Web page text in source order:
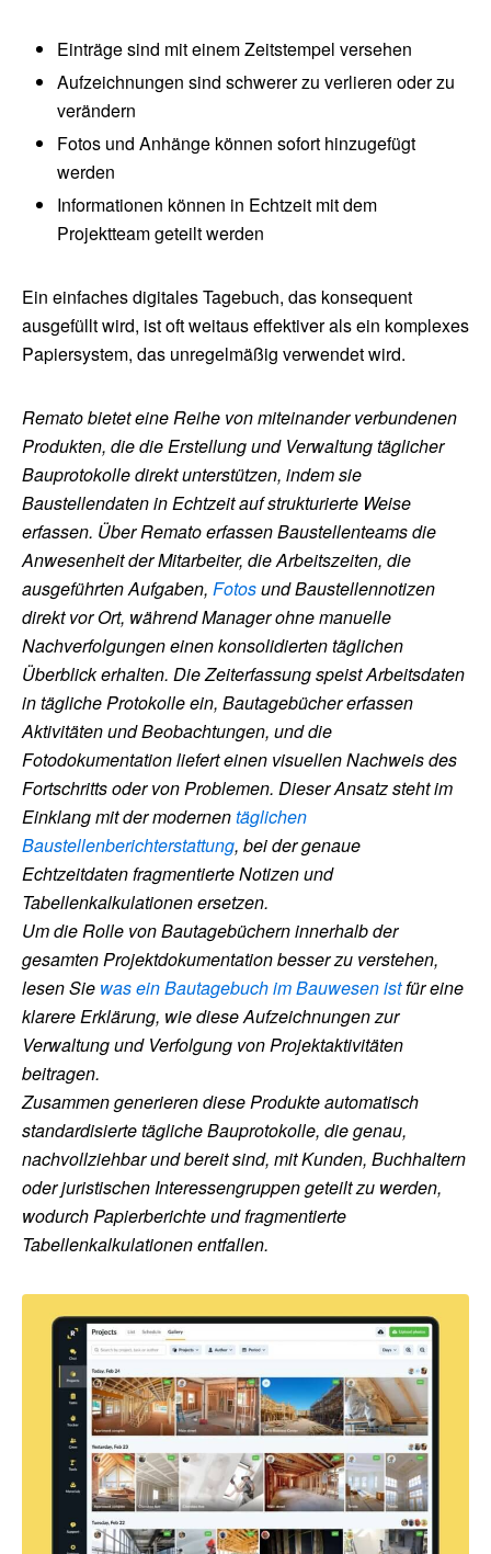
Einträge sind mit einem Zeitstempel versehen
Aufzeichnungen sind schwerer zu verlieren oder zu
verändern
Fotos und Anhänge können sofort hinzugefügt
werden
Informationen können in Echtzeit mit dem
Projektteam geteilt werden
Ein einfaches digitales Tagebuch, das konsequent
ausgefüllt wird, ist oft weitaus effektiver als ein komplexes
Papiersystem, das unregelmäßig verwendet wird.
Remato bietet eine Reihe von miteinander verbundenen
Produkten, die die Erstellung und Verwaltung täglicher
Bauprotokolle direkt unterstützen, indem sie
Baustellendaten in Echtzeit auf strukturierte Weise
erfassen. Über Remato erfassen Baustellenteams die
Anwesenheit der Mitarbeiter, die Arbeitszeiten, die
ausgeführten Aufgaben, Fotosund Baustellennotizen
direkt vor Ort, während Manager ohne manuelle
Nachverfolgungen einen konsolidierten täglichen
Überblick erhalten. Die Zeiterfassung speist Arbeitsdaten
in tägliche Protokolle ein, Bautagebücher erfassen
Aktivitäten und Beobachtungen, und die
Fotodokumentation liefert einen visuellen Nachweis des
Fortschritts oder von Problemen. Dieser Ansatz steht im
Einklang mit der modernentäglichen
Baustellenberichterstattung, bei der genaue
Echtzeitdaten fragmentierte Notizen und
Tabellenkalkulationen ersetzen.
Um die Rolle von Bautagebüchern innerhalb der
gesamten Projektdokumentation besser zu verstehen,
lesen Sie was ein Bautagebuch im Bauwesen istfür eine
klarere Erklärung, wie diese Aufzeichnungen zur
Verwaltung und Verfolgung von Projektaktivitäten
beitragen.
Zusammen generieren diese Produkte automatisch
standardisierte tägliche Bauprotokolle, die genau,
nachvollziehbar und bereit sind, mit Kunden, Buchhaltern
oder juristischen Interessengruppen geteilt zu werden,
wodurch Papierberichte und fragmentierte
Tabellenkalkulationen entfallen.